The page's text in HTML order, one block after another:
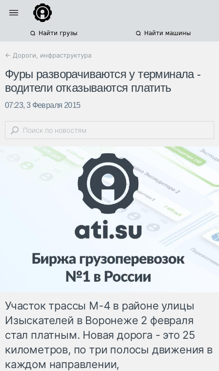
Найти грузы Найти машины
← Дороги, инфраструктура
Фуры разворачиваются у терминала -
водители отказываются платить
07:23, 3 Февраля 2015
Участок трассы М-4 в районе улицы
Изыскателей в Воронеже 2 февраля
стал платным. Новая дорога - это 25
километров, по три полосы движения в
каждом направлении,